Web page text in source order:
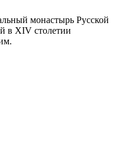
монастырь Русской
в XIV столетии